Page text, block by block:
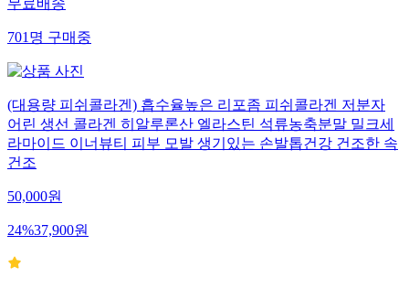
무료배송
701 명 구매중
(대용량 피쉬콜라겐) 흡수율높은 리포좀 피쉬콜라겐 저분자
어린 생선 콜라겐 히알루론산 엘라스틴 석류농축분말 밀크세
라마이드 이너뷰티 피부 모발 생기있는 손발톱건강 건조한 속
건조
50,000원
24%37,900원